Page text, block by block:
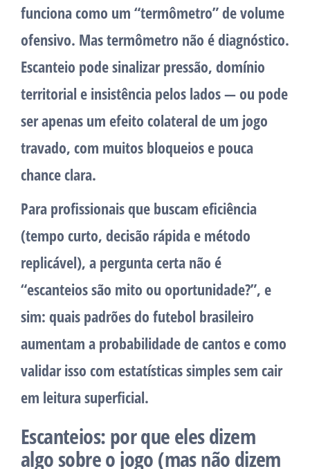
funciona como um “termômetro” de volume
ofensivo. Mas termômetro não é diagnóstico.
Escanteio pode sinalizar pressão, domínio
territorial e insistência pelos lados — ou pode
ser apenas um efeito colateral de um jogo
travado, com muitos bloqueios e pouca
chance clara.
Para profissionais que buscam eficiência
(tempo curto, decisão rápida e método
replicável), a pergunta certa não é
“escanteios são mito ou oportunidade?”, e
sim: quais padrões do futebol brasileiro
aumentam a probabilidade de cantos e como
validar isso com estatísticas simplessem cair
em leitura superficial.
Escanteios: por que eles dizem
algo sobre o jogo (mas não dizem